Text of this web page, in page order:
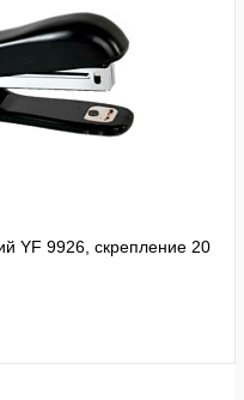
Сравнение
наличии
YF 9926, скрепление 20